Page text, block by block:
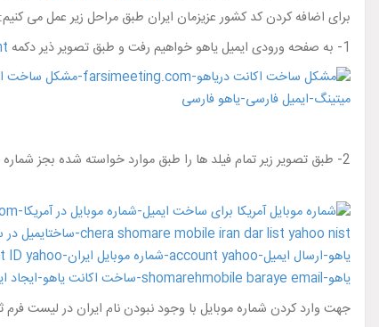
برای اضافه کردن کد کشور عزیزمان ایران طبق مراحل زیر عمل می کنیم:
1- به صفحه ورودی ایمیل یاهو خواهیم رفت و طبق تصویر ذیر دکمه
2- طبق تصویر زیر تمام فیلد ها را طبق موارد خواسته شده بجز شماره موبایل وارد نمائید
جهت وارد کردن شماره موبایل با وجود نبودن نام ایران در لیست